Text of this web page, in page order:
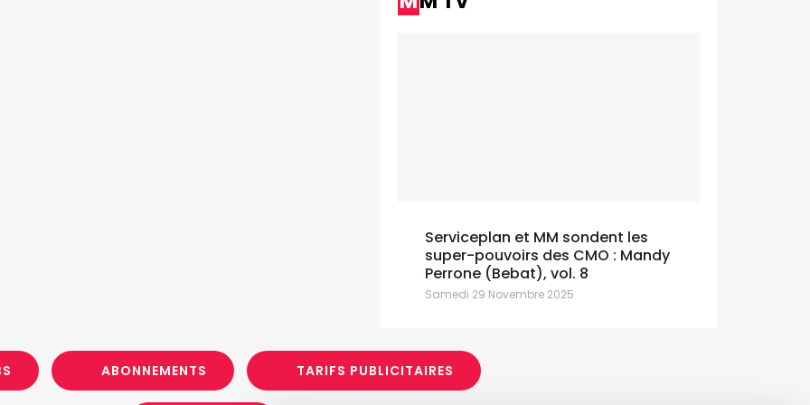
Serviceplan et MM sondent les
super-pouvoirs des CMO : Mandy
Perrone (Bebat), vol. 8
Samedi 29 Novembre 2025
ABONNEMENTS TARIFS PUBLICITAIRES